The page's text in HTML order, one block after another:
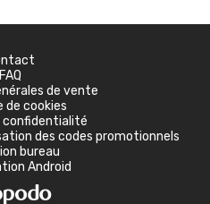
FAQ
de vente
de cookies
confidentialité
des codes promotionnels
bureau
Android